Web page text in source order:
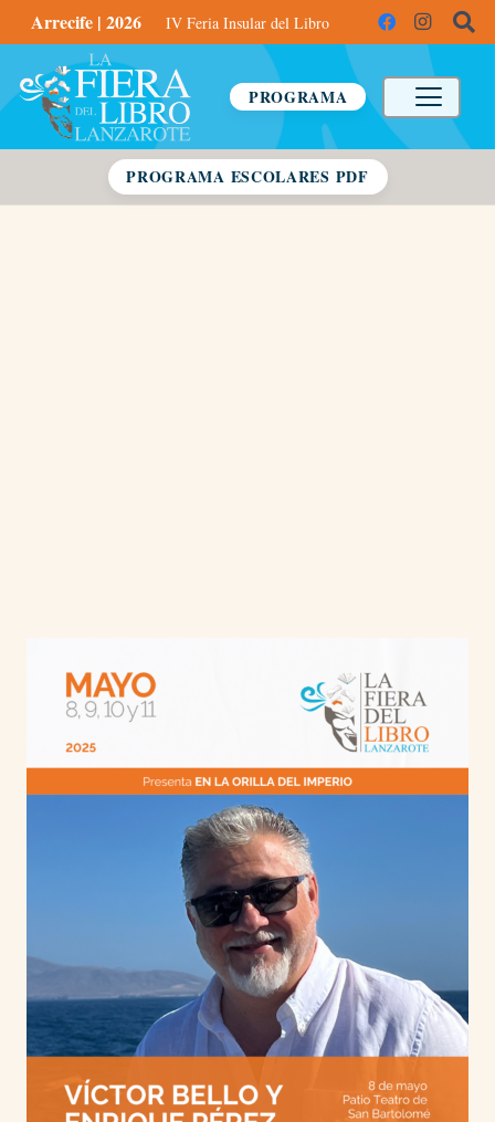
Arrecife | 2026 IV Feria Insular del Libro
PROGRAMA
PROGRAMA ESCOLARES PDF